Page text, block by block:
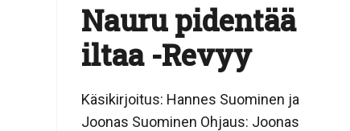
Nauru pidentää
iltaa -Revyy
Käsikirjoitus: Hannes Suominen ja
Joonas Suominen Ohjaus: Joonas